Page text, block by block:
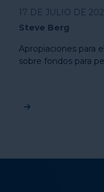
17 DE JULIO DE
Steve Berg
Apropiaciones para
sobre fondos para